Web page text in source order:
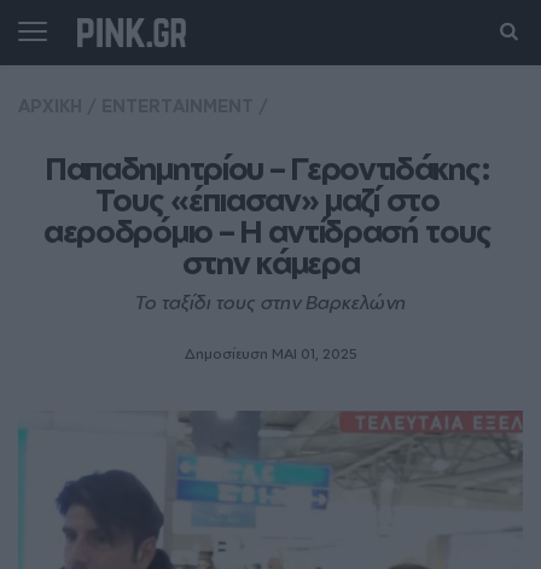
Παπαδημητρίου – Γεροντιδάκης:
Τους «έπιασαν» μαζί στο
αεροδρόμιο – Η αντίδρασή τους
στην κάμερα
Το ταξίδι τους στην Βαρκελώνη
Δημοσίευση ΜΑΙ 01, 2025